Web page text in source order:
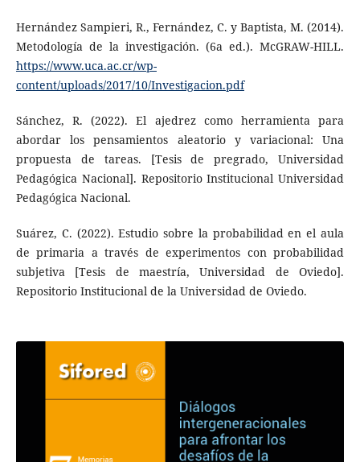
Hernández Sampieri, R., Fernández, C. y Baptista, M. (2014).
Metodología de la investigación. (6a ed.). McGRAW-HILL.
https://www.uca.ac.cr/wp-
content/uploads/2017/10/Investigacion.pdf
Sánchez, R. (2022). El ajedrez como herramienta para
abordar los pensamientos aleatorio y variacional: Una
propuesta de tareas. [Tesis de pregrado, Universidad
Pedagógica Nacional]. Repositorio Institucional Universidad
Pedagógica Nacional.
Suárez, C. (2022). Estudio sobre la probabilidad en el aula
de primaria a través de experimentos con probabilidad
subjetiva [Tesis de maestría, Universidad de Oviedo].
Repositorio Institucional de la Universidad de Oviedo.